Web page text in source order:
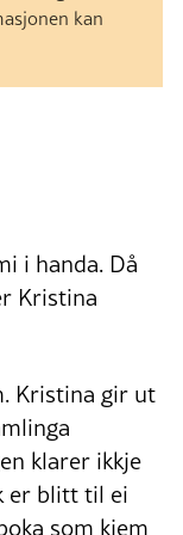
kan
i handa. Då
Kristina
Kristina gir ut
klarer ikkje
er blitt til ei
som kjem